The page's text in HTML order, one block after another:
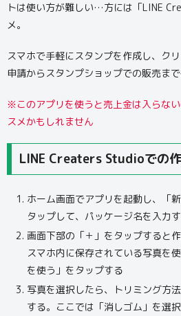
トは使い方が難しい…方には「LINE
メ。
スマホで手軽にスタンプを作成し、ク
申請からスタンプショップでの販売まで
※このアプリを使うと売上金は入らな
スメかもしれません
LINE Creaters Studioでの
ホーム画面でアプリを起動し、「
タップして、パッケージ名を入力
画面下部の「＋」をタップすると
スマホ内に保存されている写真を
を使う」をタップする
写真を選択したら、トリミング方
する。ここでは「消しゴム」を選